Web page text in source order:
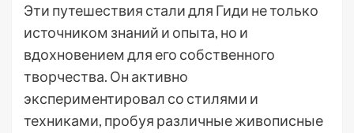
Эти путешествия стали для Гиди не только
источником знаний и опыта, но и
вдохновением для его собственного
творчества. Он активно
экспериментировал со стилями и
техниками, пробуя различные живописные